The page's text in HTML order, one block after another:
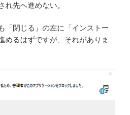
れ先へ進めない。
「閉じる」の左に「インストー
めるはずですが、それがありま